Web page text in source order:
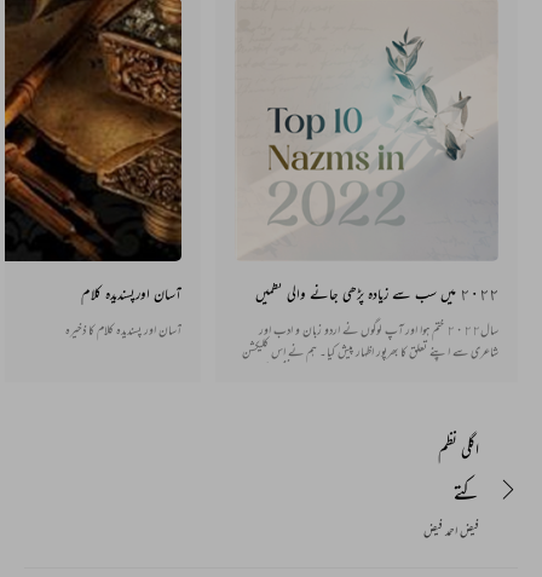
٢٠٢٢ میں سب سے زیادہ پڑھی جانے والی نظمیں
سال٢٠٢٢ ختم ہوا اور آپ لوگوں نے اردو زبان و ادب اور
شاعری سے اپنے تعلق کا بھرپور اظہار پیش کیا۔ ہم نے اس کلیکشن
آسان اورپسندیدہ کلام
آسان اور پسندیدہ کلام کا ذخیرہ
اگلی نظم
کتے
فیض احمد فیض